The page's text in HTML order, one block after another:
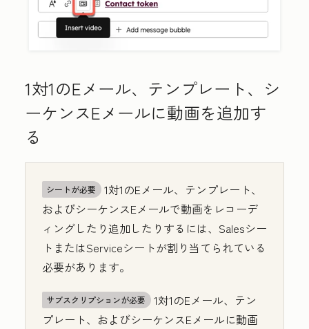
1対1のEメール、テンプレート、シ
ーケンスEメールに動画を追加す
る
シートが必要
1対1のEメール、テンプレート、
およびシーケンスEメールで動画をレコーデ
ィングしたり追加したりするには、Salesシー
トまたはServiceシートが割り当てられている
必要があります。
サブスクリプションが必要
1対1のEメール、テン
プレート、およびシーケンスEメールに動画